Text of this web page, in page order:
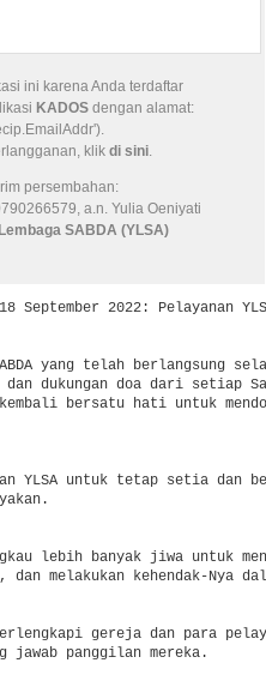
ini karena Anda terdaftar
KADOSdengan alamat:
klik di sini.
persembahan:
a.n. Yulia Oeniyati
SABDA (YLSA)
September 2022: Pelayanan
yang telah berlangsung
dukungan doa dari setiap
bersatu hati untuk
YLSA untuk tetap setia dan
lebih banyak jiwa untuk
melakukan kehendak-Nya
gereja dan para
jawab panggilan mereka.